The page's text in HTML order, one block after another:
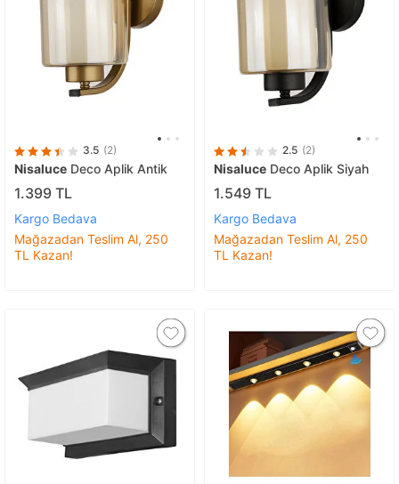
3.5 (2)
Nisaluce Deco Aplik Antik
1.399 TL
Kargo Bedava
Mağazadan Teslim Al, 250
TL Kazan!
2.5 (2)
Nisaluce Deco Aplik Siyah
1.549 TL
Kargo Bedava
Mağazadan Teslim Al, 250
TL Kazan!